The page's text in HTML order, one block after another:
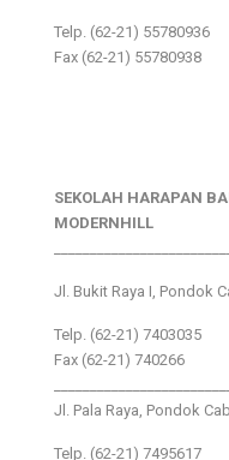
Telp. (62-21) 55780936
Fax (62-21) 55780938
SEKOLAH HARAPAN
MODERNHILL
Jl. Bukit Raya I, Pondok
Telp. (62-21) 7403035
Fax (62-21) 740266
Jl. Pala Raya, Pondok
Telp. (62-21) 7495617